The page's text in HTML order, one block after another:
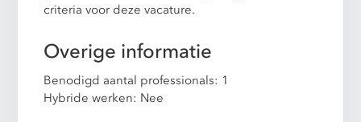
criteria voor deze vacature.
Overige informatie
Benodigd aantal professionals: 1
Hybride werken: Nee